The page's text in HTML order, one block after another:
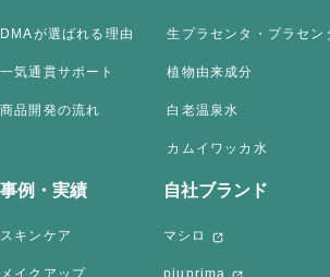
DMAが選ばれる理由
一気通貫サポート
商品開発の流れ
生プラセンタ・プラセン
植物由来成分
白老温泉水
カムイワッカ水
事例・実績
スキンケア
メイクアップ
自社ブランド
マシロ
piuprima